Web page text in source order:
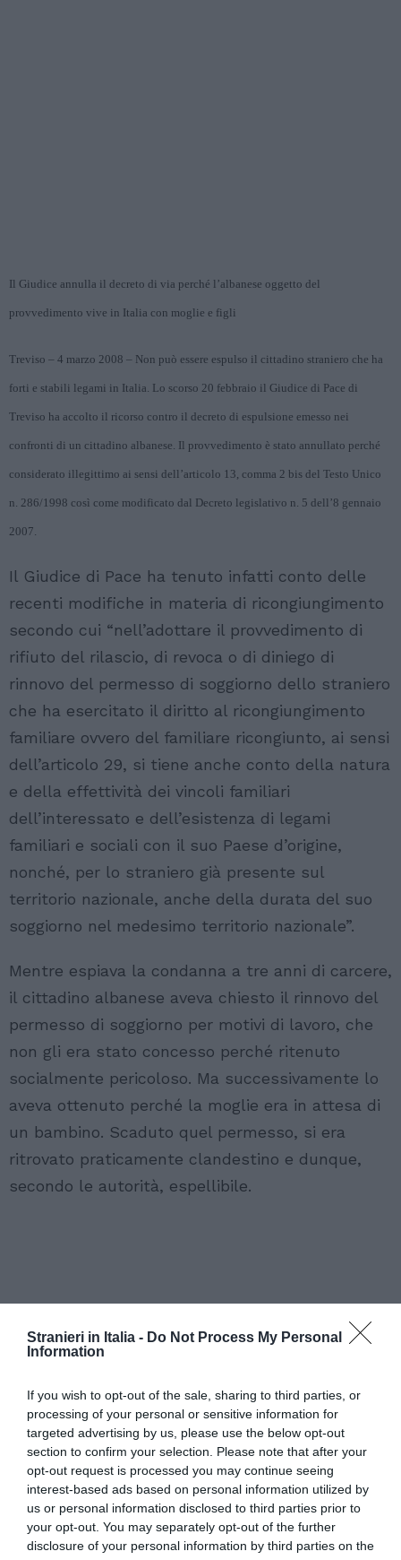
Stranieri in Italia - Do Not Process My Personal
Information
If you wish to opt-out of the sale, sharing to third parties, or
processing of your personal or sensitive information for
targeted advertising by us, please use the below opt-out
section to confirm your selection. Please note that after your
opt-out request is processed you may continue seeing
interest-based ads based on personal information utilized by
us or personal information disclosed to third parties prior to
your opt-out. You may separately opt-out of the further
disclosure of your personal information by third parties on the
Il Giudice annulla il decreto di via perché l’albanese oggetto del
provvedimento vive in Italia con moglie e figli
Treviso – 4 marzo 2008 – Non può essere espulso il cittadino straniero che ha
forti e stabili legami in Italia. Lo scorso 20 febbraio il Giudice di Pace di
Treviso ha accolto il ricorso contro il decreto di espulsione emesso nei
confronti di un cittadino albanese. Il provvedimento è stato annullato perché
considerato illegittimo ai sensi dell’articolo 13, comma 2 bis del Testo Unico
n. 286/1998 così come modificato dal Decreto legislativo n. 5 dell’8 gennaio
2007.
Il Giudice di Pace ha tenuto infatti conto delle
recenti modifiche in materia di ricongiungimento
secondo cui “nell’adottare il provvedimento di
rifiuto del rilascio, di revoca o di diniego di
rinnovo del permesso di soggiorno dello straniero
che ha esercitato il diritto al ricongiungimento
familiare ovvero del familiare ricongiunto, ai sensi
dell’articolo 29, si tiene anche conto della natura
e della effettività dei vincoli familiari
dell’interessato e dell’esistenza di legami
familiari e sociali con il suo Paese d’origine,
nonché, per lo straniero già presente sul
territorio nazionale, anche della durata del suo
soggiorno nel medesimo territorio nazionale”.
Mentre espiava la condanna a tre anni di carcere,
il cittadino albanese aveva chiesto il rinnovo del
permesso di soggiorno per motivi di lavoro, che
non gli era stato concesso perché ritenuto
socialmente pericoloso. Ma successivamente lo
aveva ottenuto perché la moglie era in attesa di
un bambino. Scaduto quel permesso, si era
ritrovato praticamente clandestino e dunque,
secondo le autorità, espellibile.